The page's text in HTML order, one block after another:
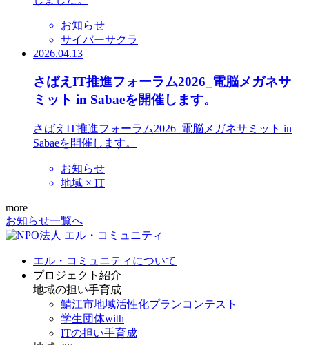
お知らせ
サイバーサクラ
2026.04.13
さばえIT推進フォーラム2026_電脳メガネサ
ミット in Sabaeを開催します。
さばえIT推進フォーラム2026_電脳メガネサミット in
Sabaeを開催します。
お知らせ
地域 × IT
more
お知らせ一覧へ
エル・コミュニティについて
プロジェクト紹介
地域の担い手育成
鯖江市地域活性化プランコンテスト
学生団体with
ITの担い手育成